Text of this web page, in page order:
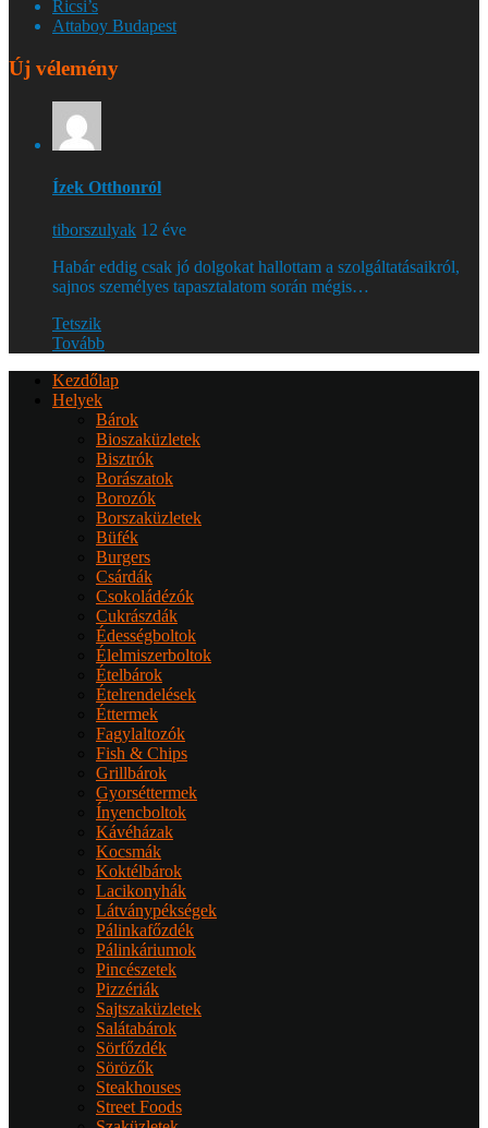
Ricsi’s
Attaboy Budapest
Új vélemény
Ízek Otthonról
tiborszulyak 12 éve
Habár eddig csak jó dolgokat hallottam a szolgáltatásaikról,
sajnos személyes tapasztalatom során mégis…
Tetszik
Tovább
Kezdőlap
Helyek
Bárok
Bioszaküzletek
Bisztrók
Borászatok
Borozók
Borszaküzletek
Büfék
Burgers
Csárdák
Csokoládézók
Cukrászdák
Édességboltok
Élelmiszerboltok
Ételbárok
Ételrendelések
Éttermek
Fagylaltozók
Fish & Chips
Grillbárok
Gyorséttermek
Ínyencboltok
Kávéházak
Kocsmák
Koktélbárok
Lacikonyhák
Látványpékségek
Pálinkafőzdék
Pálinkáriumok
Pincészetek
Pizzériák
Sajtszaküzletek
Salátabárok
Sörfőzdék
Sörözők
Steakhouses
Street Foods